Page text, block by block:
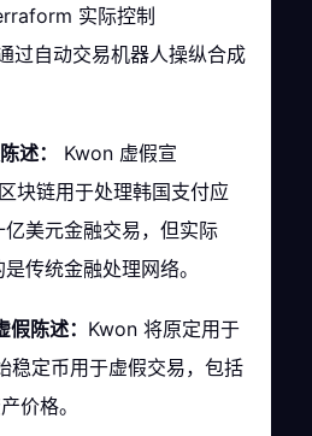
实际控制
过自动交易机器人操纵合成
述：
Kwon 虚假宣
块链用于处理韩国支付应
美元金融交易，但实际
传统金融处理网络。
陈述： Kwon 将原定用于
稳定币用于虚假交易，包括
价格。